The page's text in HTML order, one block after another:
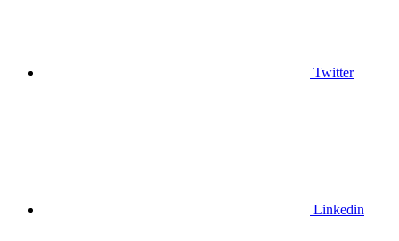
Twitter
Linkedin